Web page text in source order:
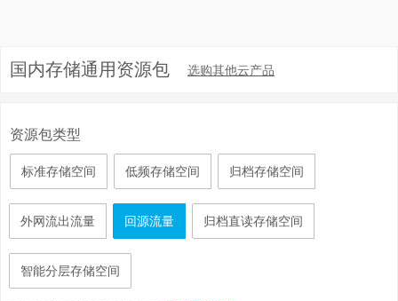
国内存储通用资源包 选购其他云产品
资源包类型
标准存储空间 低频存储空间 归档存储空间
外网流出流量 回源流量 归档直读存储空间
智能分层存储空间